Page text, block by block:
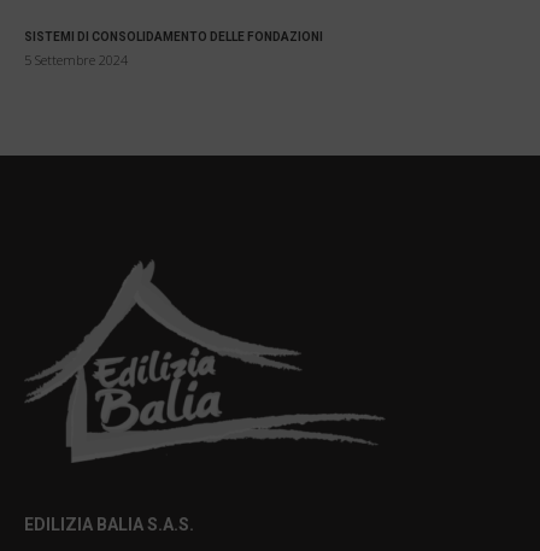
SISTEMI DI CONSOLIDAMENTO DELLE FONDAZIONI
5 Settembre 2024
EDILIZIA BALIA S.A.S.